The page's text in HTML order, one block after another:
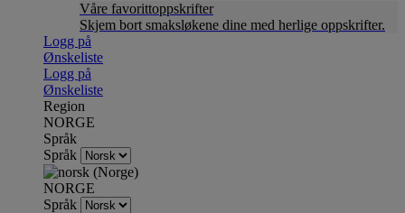
Våre favorittoppskrifter
Skjem bort smaksløkene dine med herlige oppskrifter.
Logg på
Ønskeliste
Logg på
Ønskeliste
Region
NORGE
Språk
Språk
NORGE
Språk